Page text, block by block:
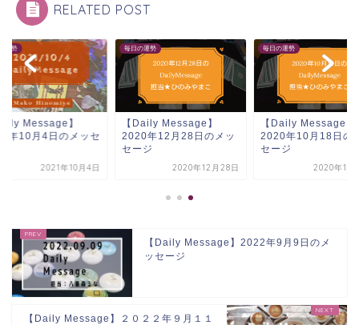
RELATED POST
運勢
Message】
年10月4日のメッセ
2021年10月4日
毎日の運勢
【Daily Message】
2020年12月28日のメッ
セージ
2020年12月28日
毎日の運勢
【Daily Message】
2020年10月18日の
セージ
2020年10
【Daily Message】2022年9月9日のメ
ッセージ
【Daily Message】２０２２年９月１１